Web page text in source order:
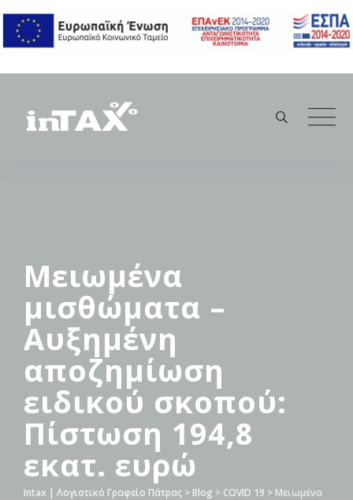
content
Μειωμένα
μισθώματα –
Αυξημένη
αποζημίωση
ειδικού σκοπού:
Πίστωση 194,8
εκατ. ευρώ
Intax | Λογιστικό Γραφείο Πάτρας > Blog > COVID 19 > Μειωμένα